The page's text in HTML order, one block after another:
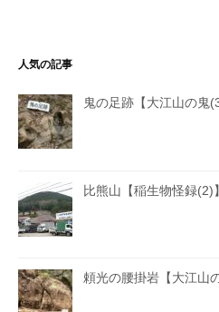
人気の記事
鬼の足跡【大江山の鬼
比熊山【稲生物怪録(2)
頼光の腰掛岩【大江山